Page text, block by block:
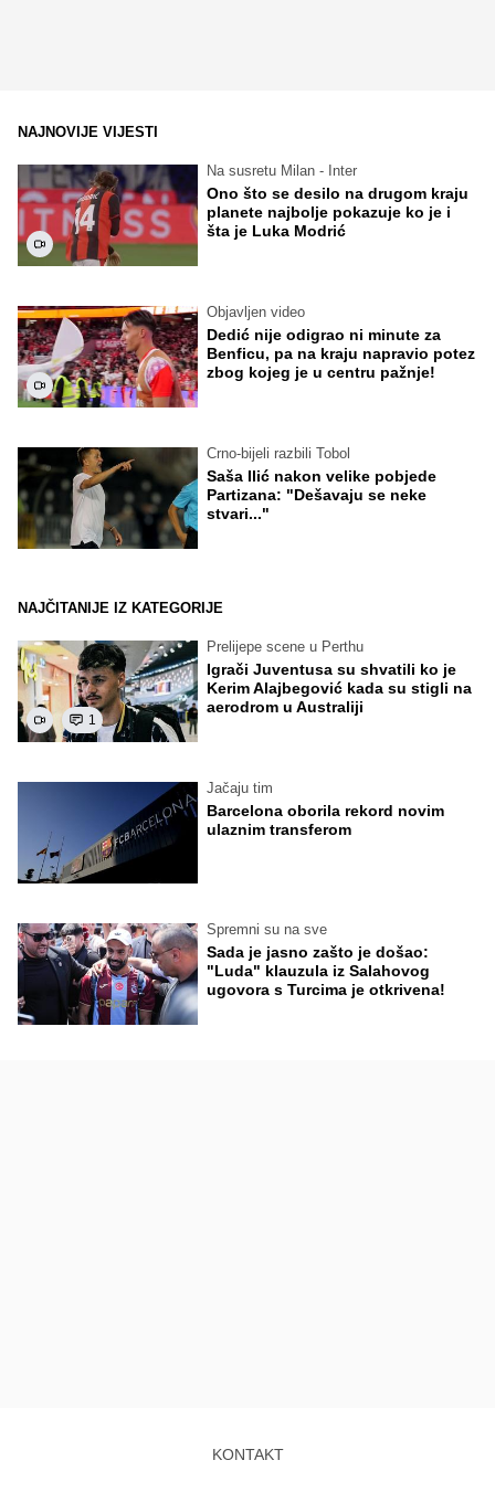
NAJNOVIJE VIJESTI
Na susretu Milan - Inter
Ono što se desilo na drugom kraju
planete najbolje pokazuje ko je i
šta je Luka Modrić
Objavljen video
Dedić nije odigrao ni minute za
Benficu, pa na kraju napravio potez
zbog kojeg je u centru pažnje!
Crno-bijeli razbili Tobol
Saša Ilić nakon velike pobjede
Partizana: "Dešavaju se neke
stvari..."
NAJČITANIJE IZ KATEGORIJE
1
Prelijepe scene u Perthu
Igrači Juventusa su shvatili ko je
Kerim Alajbegović kada su stigli na
aerodrom u Australiji
Jačaju tim
Barcelona oborila rekord novim
ulaznim transferom
Spremni su na sve
Sada je jasno zašto je došao:
"Luda" klauzula iz Salahovog
ugovora s Turcima je otkrivena!
KONTAKT